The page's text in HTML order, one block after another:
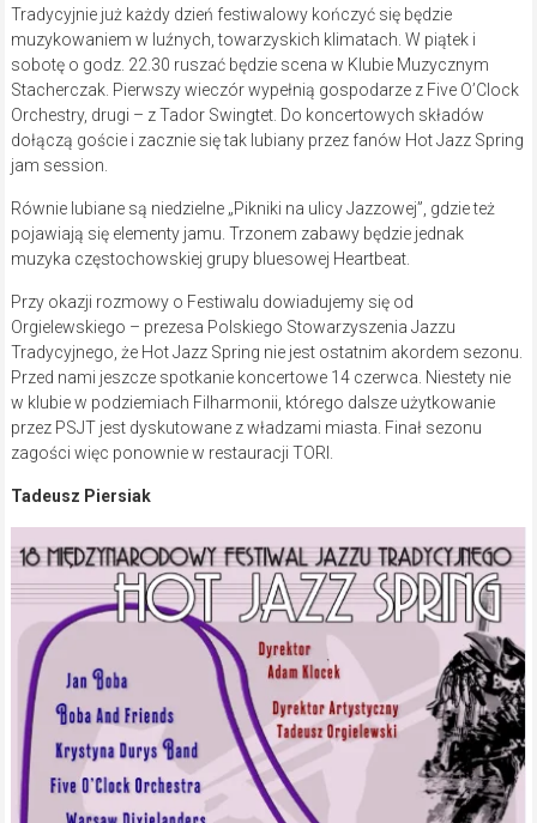
Tradycyjnie już każdy dzień festiwalowy kończyć się będzie
muzykowaniem w luźnych, towarzyskich klimatach. W piątek i
sobotę o godz. 22.30 ruszać będzie scena w Klubie Muzycznym
Stacherczak. Pierwszy wieczór wypełnią gospodarze z Five O’Clock
Orchestry, drugi – z Tador Swingtet. Do koncertowych składów
dołączą goście i zacznie się tak lubiany przez fanów Hot Jazz Spring
jam session.
Równie lubiane są niedzielne „Pikniki na ulicy Jazzowej”, gdzie też
pojawiają się elementy jamu. Trzonem zabawy będzie jednak
muzyka częstochowskiej grupy bluesowej Heartbeat.
Przy okazji rozmowy o Festiwalu dowiadujemy się od
Orgielewskiego – prezesa Polskiego Stowarzyszenia Jazzu
Tradycyjnego, że Hot Jazz Spring nie jest ostatnim akordem sezonu.
Przed nami jeszcze spotkanie koncertowe 14 czerwca. Niestety nie
w klubie w podziemiach Filharmonii, którego dalsze użytkowanie
przez PSJT jest dyskutowane z władzami miasta. Finał sezonu
zagości więc ponownie w restauracji TORI.
Tadeusz Piersiak